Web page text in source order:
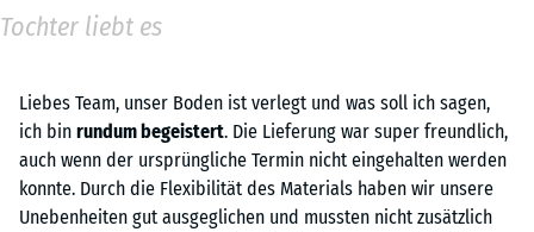
Tochter liebt es
Liebes Team, unser Boden ist verlegt und was soll ich sagen,
ich bin rundum begeistert. Die Lieferung war super freundlich,
auch wenn der ursprüngliche Termin nicht eingehalten werden
konnte. Durch die Flexibilität des Materials haben wir unsere
Unebenheiten gut ausgeglichen und mussten nicht zusätzlich